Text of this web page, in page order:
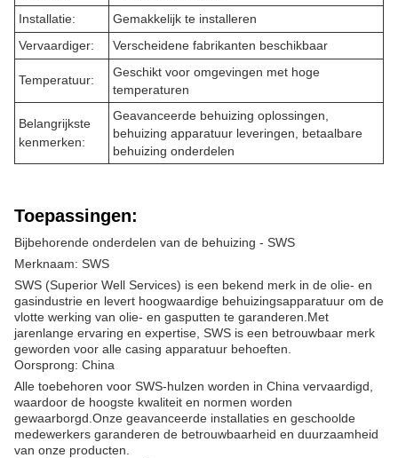
Installatie:
Gemakkelijk te installeren
Vervaardiger:
Verscheidene fabrikanten beschikbaar
Temperatuur:
Geschikt voor omgevingen met hoge
temperaturen
Belangrijkste
kenmerken:
Geavanceerde behuizing oplossingen,
behuizing apparatuur leveringen, betaalbare
behuizing onderdelen
Toepassingen:
Bijbehorende onderdelen van de behuizing - SWS
Merknaam: SWS
SWS (Superior Well Services) is een bekend merk in de olie- en
gasindustrie en levert hoogwaardige behuizingsapparatuur om de
vlotte werking van olie- en gasputten te garanderen.Met
jarenlange ervaring en expertise, SWS is een betrouwbaar merk
geworden voor alle casing apparatuur behoeften.
Oorsprong: China
Alle toebehoren voor SWS-hulzen worden in China vervaardigd,
waardoor de hoogste kwaliteit en normen worden
gewaarborgd.Onze geavanceerde installaties en geschoolde
medewerkers garanderen de betrouwbaarheid en duurzaamheid
van onze producten.